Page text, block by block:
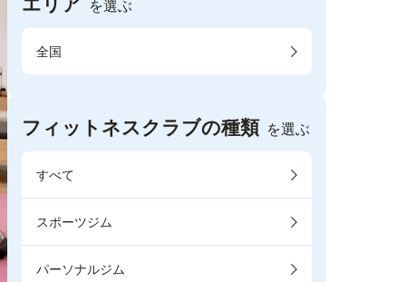
を選ぶ
全国
フィットネスクラブの種類 を選ぶ
すべて
スポーツジム
パーソナルジム